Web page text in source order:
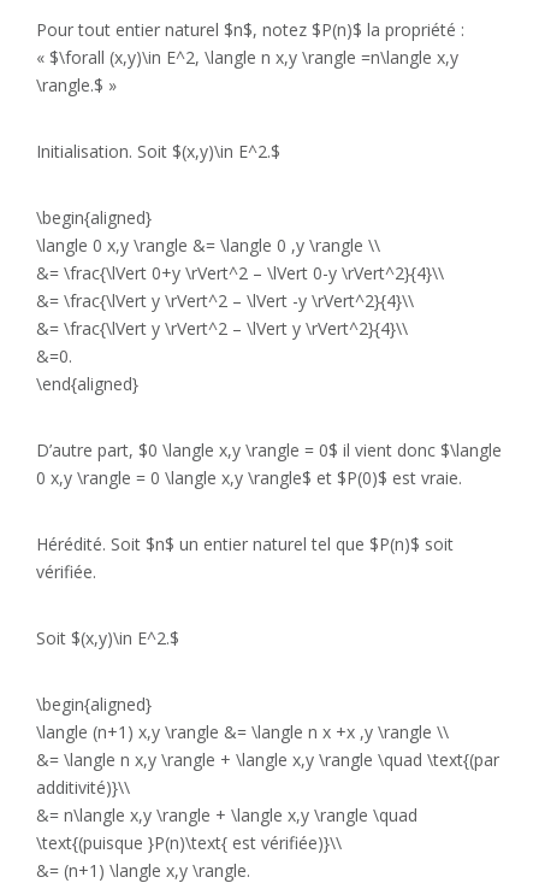
Pour tout entier naturel $n$, notez $P(n)$ la propriété :
« $\forall (x,y)\in E^2, \langle n x,y \rangle =n\langle x,y
\rangle.$ »
Initialisation. Soit $(x,y)\in E^2.$
\begin{aligned}
\langle 0 x,y \rangle &= \langle 0 ,y \rangle \\
&= \frac{\lVert 0+y \rVert^2 – \lVert 0-y \rVert^2}{4}\\
&= \frac{\lVert y \rVert^2 – \lVert -y \rVert^2}{4}\\
&= \frac{\lVert y \rVert^2 – \lVert y \rVert^2}{4}\\
&=0.
\end{aligned}
D’autre part, $0 \langle x,y \rangle = 0$ il vient donc $\langle
0 x,y \rangle = 0 \langle x,y \rangle$ et $P(0)$ est vraie.
Hérédité. Soit $n$ un entier naturel tel que $P(n)$ soit
vérifiée.
Soit $(x,y)\in E^2.$
\begin{aligned}
\langle (n+1) x,y \rangle &= \langle n x +x ,y \rangle \\
&= \langle n x,y \rangle + \langle x,y \rangle \quad \text{(par
additivité)}\\
&= n\langle x,y \rangle + \langle x,y \rangle \quad
\text{(puisque }P(n)\text{ est vérifiée)}\\
&= (n+1) \langle x,y \rangle.